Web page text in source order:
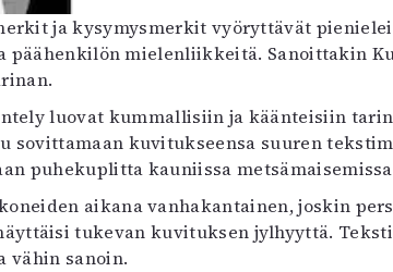
ja kysymysmerkit vyöryttävät
mielenliikkeitä. Sanoittakin
luovat kummallisiin ja käänteisiin
kuvitukseensa suuren
puhekuplitta kauniissa
aikana vanhakantainen, joskin
tukevan kuvituksen jylhyyttä.
vähin sanoin.